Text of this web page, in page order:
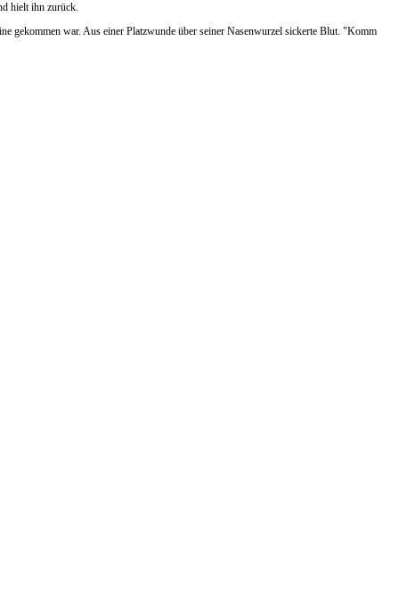
hielt ihn zurück.
gekommen war. Aus einer Platzwunde über seiner Nasenwurzel sickerte Blut. "Komm